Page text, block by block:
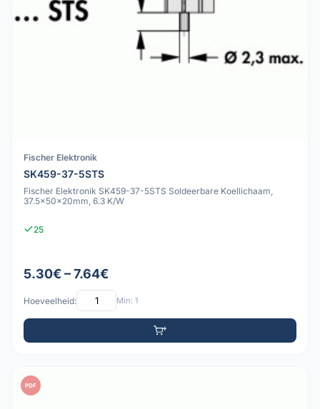
Fischer Elektronik
SK459-37-5STS
Fischer Elektronik SK459-37-5STS Soldeerbare Koellichaam,
37.5x50x20mm, 6.3 K/W
25
5.30€ – 7.64€
Hoeveelheid: Min: 1
PDF